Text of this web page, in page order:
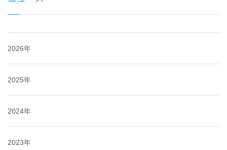
2026年
2025年
2024年
2023年